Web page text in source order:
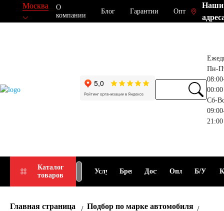
Москва
О
компании
Блог Гарантии Опт
Наши
Пн-
00:00
Сб-
21:00
Каталог
товаров
Подбор
АКБ
Услуги Бренды ДоставкаОплата Б/У
Главная страница
Подбор по марке автомобиля